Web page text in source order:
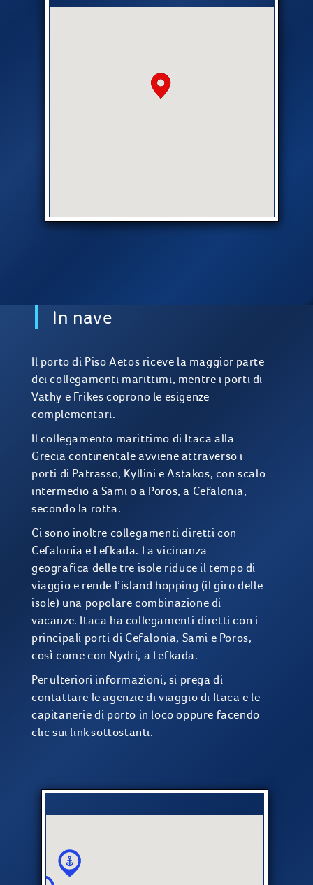
In nave
Il porto di Piso Aetos riceve la maggior parte
dei collegamenti marittimi, mentre i porti di
Vathy e Frikes coprono le esigenze
complementari.
Il collegamento marittimo di Itaca alla
Grecia continentale avviene attraverso i
porti di Patrasso, Kyllini e Astakos, con scalo
intermedio a Sami o a Poros, a Cefalonia,
secondo la rotta.
Ci sono inoltre collegamenti diretti con
Cefalonia e Lefkada. La vicinanza
geografica delle tre isole riduce il tempo di
viaggio e rende l’island hopping (il giro delle
isole) una popolare combinazione di
vacanze. Itaca ha collegamenti diretti con i
principali porti di Cefalonia, Sami e Poros,
così come con Nydri, a Lefkada.
Per ulteriori informazioni, si prega di
contattare le agenzie di viaggio di Itaca e le
capitanerie di porto in loco oppure facendo
clic sui link sottostanti.